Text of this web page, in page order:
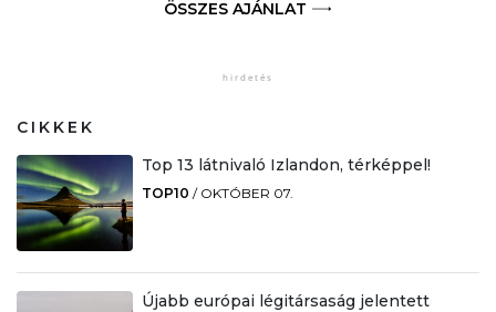
ÖSSZES AJÁNLAT
CIKKEK
Top 13 látnivaló Izlandon, térképpel!
TOP10 / OKTÓBER 07.
Újabb európai légitársaság jelentett